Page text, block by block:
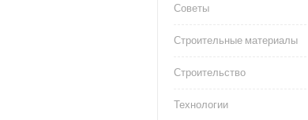
Советы
Строительные материалы
Строительство
Технологии